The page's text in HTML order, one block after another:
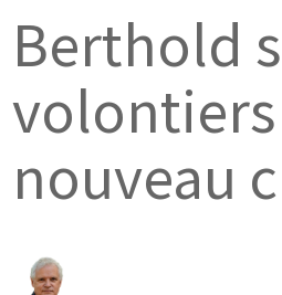
Berthold
volontiers
nouveau